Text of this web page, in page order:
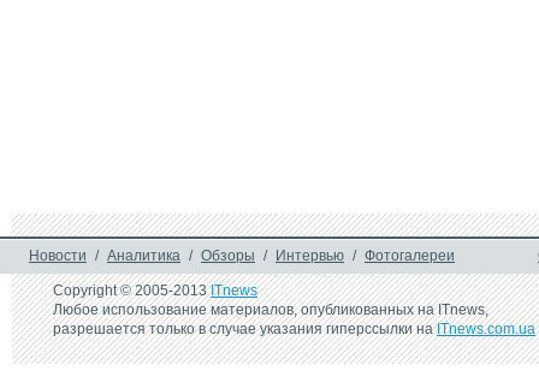
Новости / Аналитика / Обзоры / Интервью / Фотогалереи
Copyright © 2005-2013ITnews
Любое использование материалов, опубликованных на ITnews,
разрешается только в случае указания гиперссылки наITnews.com.ua